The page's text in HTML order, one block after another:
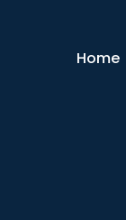
Home